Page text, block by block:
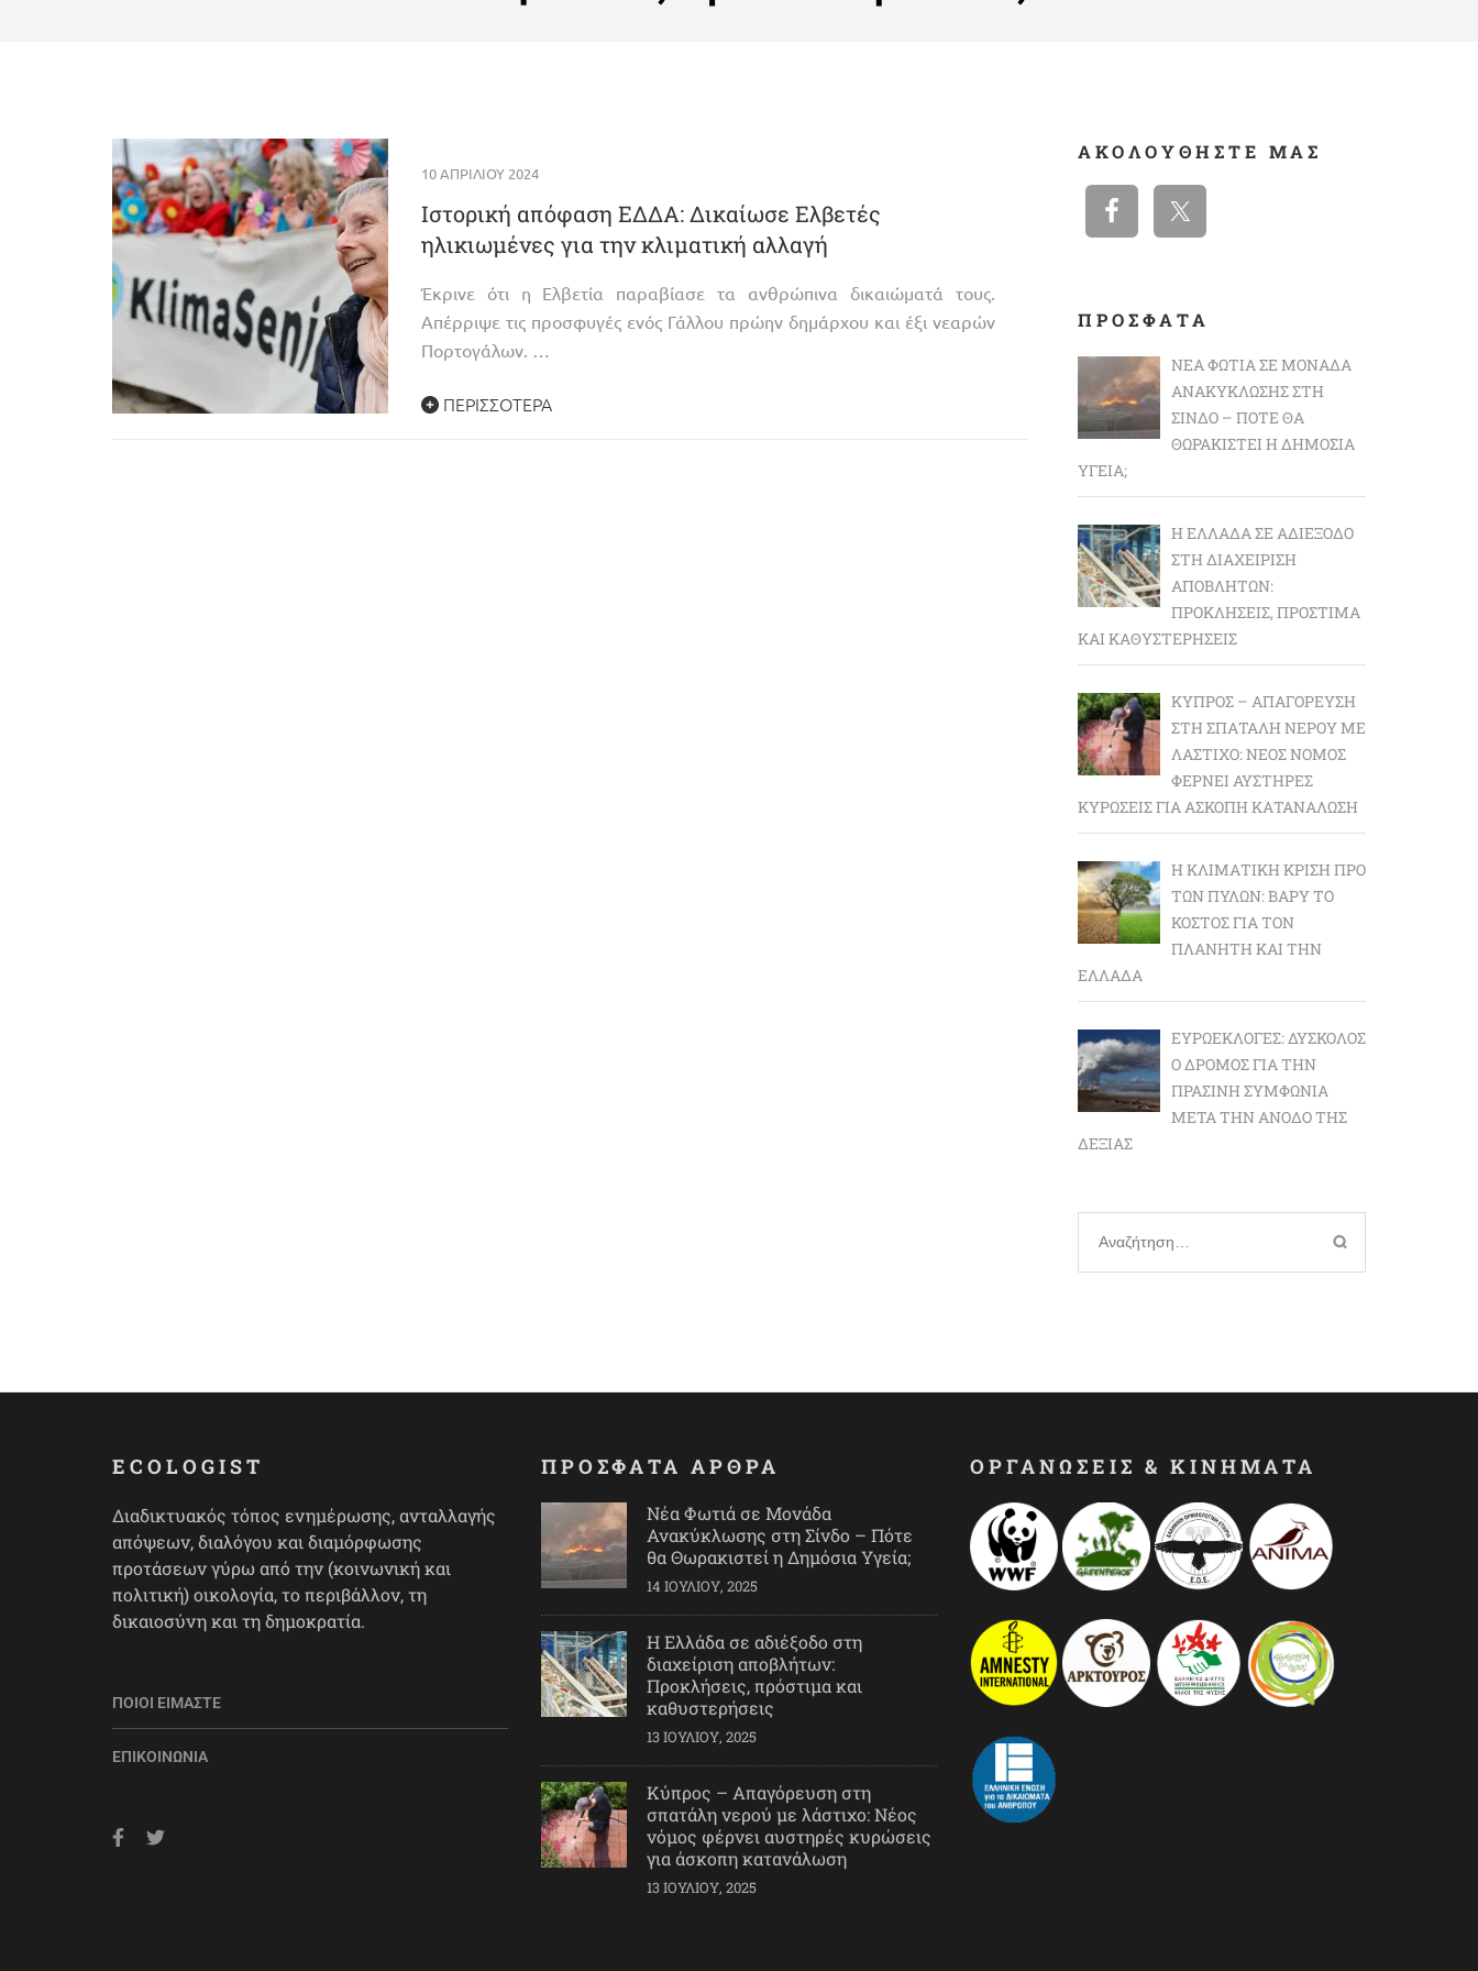
10 ΑΠΡΙΛΊΟΥ 2024
Ιστορική απόφαση ΕΔΔΑ: Δικαίωσε Ελβετές
ηλικιωμένες για την κλιματική αλλαγή
Έκρινε ότι η Ελβετία παραβίασε τα ανθρώπινα δικαιώματά τους.
Απέρριψε τις προσφυγές ενός Γάλλου πρώην δημάρχου και έξι νεαρών
Πορτογάλων. …
ΠΕΡΙΣΣΌΤΕΡΑ
ΑΚΟΛΟΥΘΉΣΤΕ ΜΑΣ
ΠΡΟΣΦΑΤΑ
ΝΈΑ ΦΩΤΙΆ ΣΕ ΜΟΝΆΔΑ
ΑΝΑΚΎΚΛΩΣΗΣ ΣΤΗ
ΣΊΝΔΟ – ΠΌΤΕ ΘΑ
ΘΩΡΑΚΙΣΤΕΊ Η ΔΗΜΌΣΙΑ
ΥΓΕΊΑ;
Η ΕΛΛΆΔΑ ΣΕ ΑΔΙΈΞΟΔΟ
ΣΤΗ ΔΙΑΧΕΊΡΙΣΗ
ΑΠΟΒΛΉΤΩΝ:
ΠΡΟΚΛΉΣΕΙΣ, ΠΡΌΣΤΙΜΑ
ΚΑΙ ΚΑΘΥΣΤΕΡΉΣΕΙΣ
ΚΎΠΡΟΣ – ΑΠΑΓΌΡΕΥΣΗ
ΣΤΗ ΣΠΑΤΆΛΗ ΝΕΡΟΎ ΜΕ
ΛΆΣΤΙΧΟ: ΝΈΟΣ ΝΌΜΟΣ
ΦΈΡΝΕΙ ΑΥΣΤΗΡΈΣ
ΚΥΡΏΣΕΙΣ ΓΙΑ ΆΣΚΟΠΗ ΚΑΤΑΝΆΛΩΣΗ
Η ΚΛΙΜΑΤΙΚΉ ΚΡΊΣΗ ΠΡΟ
ΤΩΝ ΠΥΛΏΝ: BΑΡΎ ΤΟ
ΚΌΣΤΟΣ ΓΙΑ ΤΟΝ
ΠΛΑΝΉΤΗ ΚΑΙ ΤΗΝ
ΕΛΛΆΔΑ
ΕΥΡΩΕΚΛΟΓΈΣ: ΔΎΣΚΟΛΟΣ
Ο ΔΡΌΜΟΣ ΓΙΑ ΤΗΝ
ΠΡΆΣΙΝΗ ΣΥΜΦΩΝΊΑ
ΜΕΤΆ ΤΗΝ ΆΝΟΔΟ ΤΗΣ
ΔΕΞΙΆΣ
Αναζήτηση
για:
ECOLOGIST
Διαδικτυακός τόπος ενημέρωσης, ανταλλαγής
απόψεων, διαλόγου και διαμόρφωσης
προτάσεων γύρω από την (κοινωνική και
πολιτική) οικολογία, το περιβάλλον, τη
δικαιοσύνη και τη δημοκρατία.
ΠΟΙΟΙ ΕΊΜΑΣΤΕ
ΕΠΙΚΟΙΝΩΝΊΑ
ΠΡΟΣΦΑΤΑ ΑΡΘΡΑ
Νέα Φωτιά σε Μονάδα
Ανακύκλωσης στη Σίνδο – Πότε
θα Θωρακιστεί η Δημόσια Υγεία;
14 ΙΟΥΛΊΟΥ, 2025
Η Ελλάδα σε αδιέξοδο στη
διαχείριση αποβλήτων:
Προκλήσεις, πρόστιμα και
καθυστερήσεις
13 ΙΟΥΛΊΟΥ, 2025
Κύπρος – Απαγόρευση στη
σπατάλη νερού με λάστιχο: Νέος
νόμος φέρνει αυστηρές κυρώσεις
για άσκοπη κατανάλωση
13 ΙΟΥΛΊΟΥ, 2025
ΟΡΓΑΝΩΣΕΙΣ & ΚΙΝΗΜΑΤΑ